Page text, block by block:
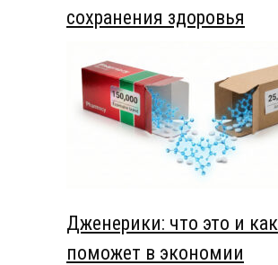
сохранения здоровья
Дженерики: что это и как
поможет в экономии